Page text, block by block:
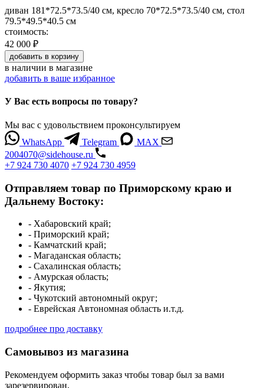
диван 181*72.5*73.5/40 см, кресло 70*72.5*73.5/40 см, стол
79.5*49.5*40.5 см
стоимость:
42 000 ₽
добавить в корзину
в наличии в магазине
добавить в ваше избранное
У Вас есть вопросы по товару?
Мы вас с удовольствием проконсультируем
WhatsApp
Telegram
MAX
2004070@sidehouse.ru
+7 924 730 4070 +7 924 730 4959
Отправляем товар по Приморскому краю и
Дальнему Востоку:
- Хабаровский край;
- Приморский край;
- Камчатский край;
- Магаданская область;
- Сахалинская область;
- Амурская область;
- Якутия;
- Чукотский автономный округ;
- Еврейская Автономная область и.т.д.
подробнее про доставку
Самовывоз из магазина
Рекомендуем оформить заказ чтобы товар был за вами
зарезервирован.